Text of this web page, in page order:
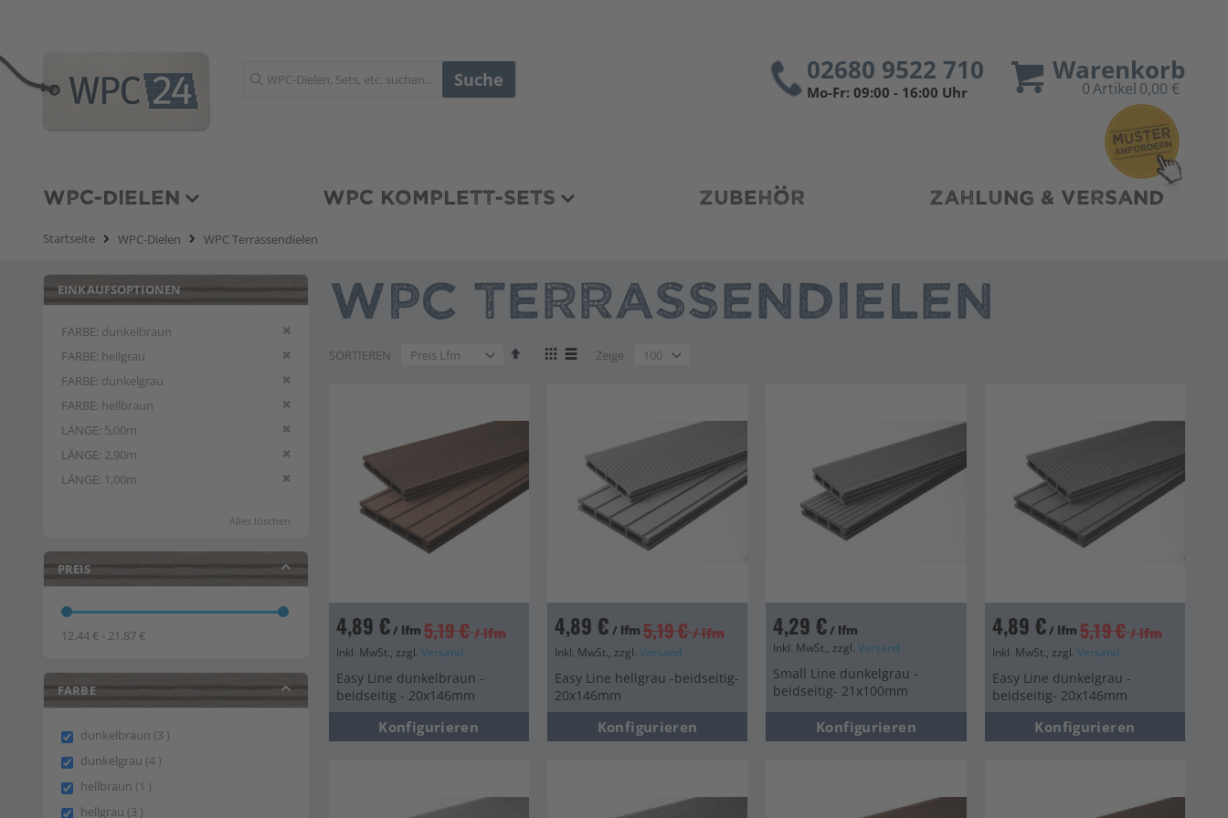
Warenkorb
0Artikel 0,00 €
Suche 02680 9522 710
Mo-Fr: 09:00 - 16:00 Uhr
WPC-DIELEN WPC KOMPLETT-SETS ZUBEHÖR ZAHLUNG & VERSAND
Startseite WPC-Dielen WPC Terrassendielen
WPC TERRASSENDIELEN
SORTIEREN
AbsteigendAnzeigen
Zeige
4,89 €/ lfm 5,19 € / lfm
Inkl. MwSt., zzgl. Versand
Easy Line dunkelbraun -
beidseitig - 20x146mm
Konfigurieren
4,89 € / lfm5,19 € / lfm
Inkl. MwSt., zzgl. Versand
Easy Line hellgrau -beidseitig-
20x146mm
Konfigurieren
4,29 €/ lfm
Inkl. MwSt., zzgl.Versand
Small Line dunkelgrau -
beidseitig- 21x100mm
Konfigurieren
4,89 €/ lfm 5,19 € / lfm
Inkl. MwSt., zzgl. Versand
Easy Line dunkelgrau -
beidseitig- 20x146mm
Konfigurieren
EINKAUFSOPTIONEN
FARBE dunkelbraun
Diesen Artikel entfernen
FARBE hellgrau
Diesen Artikel entfernen
FARBE dunkelgrau
Diesen Artikel entfernen
FARBE hellbraun
Diesen Artikel entfernen
LÄNGE 5,00m
Diesen Artikel entfernen
LÄNGE 2,90m
Diesen Artikel entfernen
LÄNGE 1,00m Diesen Artikel entfernen
Alles löschen
PREIS
12,44 € - 21,87 €
FARBE
dunkelbraun 3 items
dunkelgrau 4 items
hellbraun 1 item
hellgrau 3 items